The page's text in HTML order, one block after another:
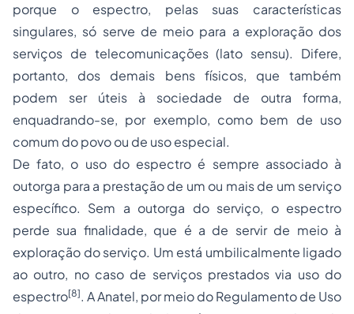
porque o espectro, pelas suas características
singulares, só serve de meio para a exploração dos
serviços de telecomunicações (lato sensu). Difere,
portanto, dos demais bens físicos, que também
podem ser úteis à sociedade de outra forma,
enquadrando-se, por exemplo, como bem de uso
comum do povo ou de uso especial.
De fato, o uso do espectro é sempre associado à
outorga para a prestação de um ou mais de um serviço
específico. Sem a outorga do serviço, o espectro
perde sua finalidade, que é a de servir de meio à
exploração do serviço. Um está umbilicalmente ligado
ao outro, no caso de serviços prestados via uso do
espectro[8]. A Anatel, por meio do Regulamento de Uso